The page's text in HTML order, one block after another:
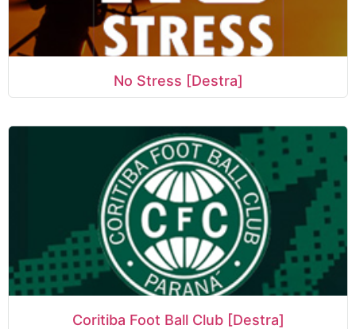
No Stress [Destra]
Coritiba Foot Ball Club [Destra]